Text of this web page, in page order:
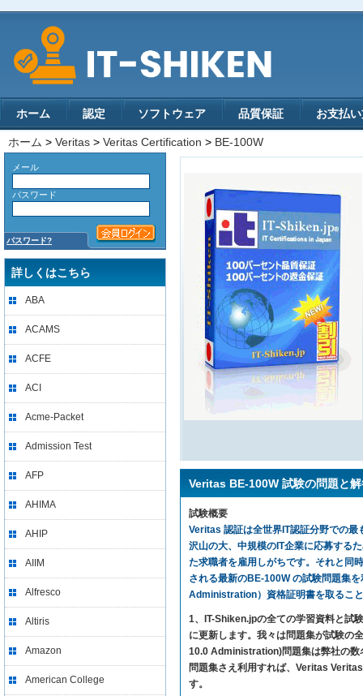
ホーム 認定 ソフトウェア 品質保証 お支払
ホーム > Veritas > Veritas Certification > BE-100W
メール
パスワード
パスワード?
詳しくはこちら
ABA
ACAMS
ACFE
ACI
Acme-Packet
Admission Test
AFP
AHIMA
AHIP
AIIM
Alfresco
Altiris
Amazon
American College
Veritas BE-100W 試験の問題と
試験概要
Veritas 認証は全世界IT認証分野での
沢山の大、中規模のIT企業に応募する
た求職者を雇用しがちです。それと同
される最新のBE-100W の試験問題集
Administration）資格証明書を取るこ
1、IT-Shiken.jpの全ての学習資料と試
に更新します。我々は問題集が試験の
10.0 Administration)問題集は弊社の数
問題集さえ利用すれば、Veritas
す。